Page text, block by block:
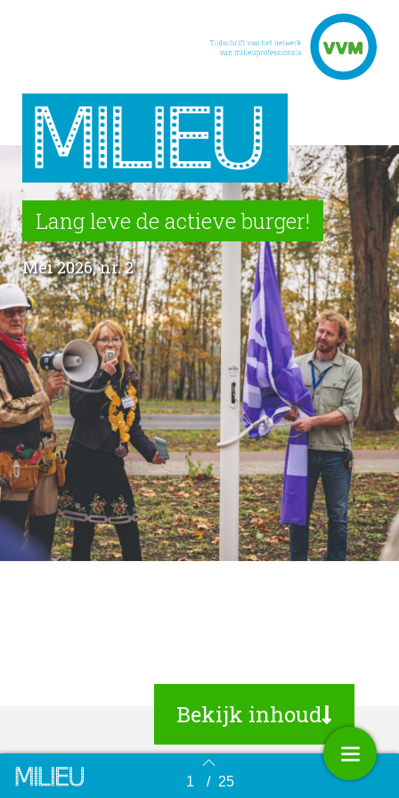
Terug naar overzicht 1 / 25
Lang leve de actieve burger!
Mei 2026, nr. 2
Bekijk inhoud